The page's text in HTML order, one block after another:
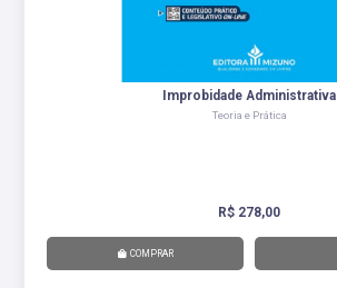
Improbidade Administrativa
Teoria e Prática
R$ 278,00
COMPRAR